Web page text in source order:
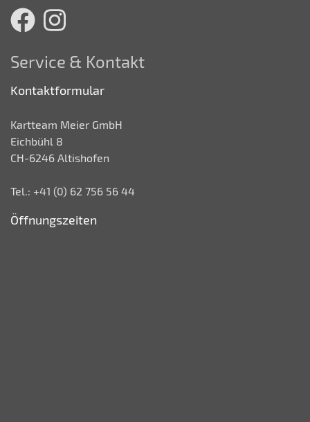
Service & Kontakt
Kontaktformular
Kartteam Meier GmbH
Eichbühl 8
CH-6246 Altishofen
Tel.: +41 (0) 62 756 56 44
Öffnungszeiten